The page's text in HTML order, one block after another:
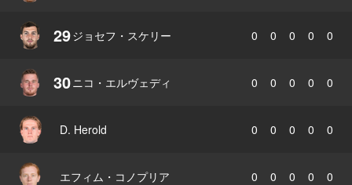
29ジョセフ・スケリー 0 0 0 0 0
30ニコ・エルヴェディ 0 0 0 0 0
D. Herold 0 0 0 0 0
エフィム・コノプリア 0 0 0 0 0